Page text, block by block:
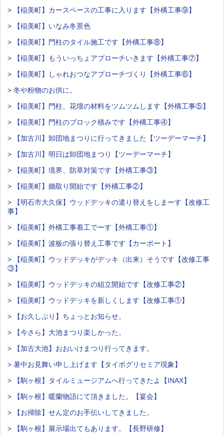
> 【稲美町】カースペースの工事に入ります【外構工事⑨】
> 【稲美町】いなみ冬景色
> 【稲美町】門柱のタイル施工です【外構工事⑧】
> 【稲美町】もういっちょアプローチいきます【外構工事⑦】
> 【稲美町】しゃれおつなアプローチづくり【外構工事⑥】
> 冬や粉物のお供に。
> 【稲美町】門柱、花壇の材料をツムツムします【外構工事⑤】
> 【稲美町】門柱のブロック積みです【外構工事④】
> 【加古川】卸団地まつりに行ってきました【ツーデーマーチ】
> 【加古川】明日は卸団地まつり【ツーデーマーチ】
> 【稲美町】境界、防草対策です【外構工事③】
> 【稲美町】鋤取り開始です【外構工事②】
> 【明石市大久保】ウッドデッキの遣り替えをしまーす【改修工
事】
> 【稲美町】外構工事着工でーす【外構工事①】
> 【稲美町】波板の張り替え工事です【カーポート】
> 【稲美町】ウッドデッキがデッキ（出来）そうです【改修工事
③】
> 【稲美町】ウッドデッキの組立開始です【改修工事②】
> 【稲美町】ウッドデッキを新しくします【改修工事①】
> 【お久しぶり】ちょっとお知らせ。
> 【今さら】大池まつり楽しかった。
> 【加古大池】おおいけまつり行ってきます。
> 暑中お見舞い申し上げます【タイポグリセミア現象】
> 【駒ヶ根】タイルミュージアムへ行ってきたよ【INAX】
> 【駒ヶ根】暖蘭物語にて頂きました。【宴会】
> 【お掃除】せん定のお手伝いしてきました。
> 【駒ヶ根】展示場出てもあります。【長野研修】